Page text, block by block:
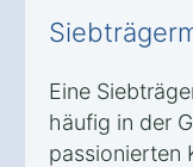
Eine
häufig in der
passionierten